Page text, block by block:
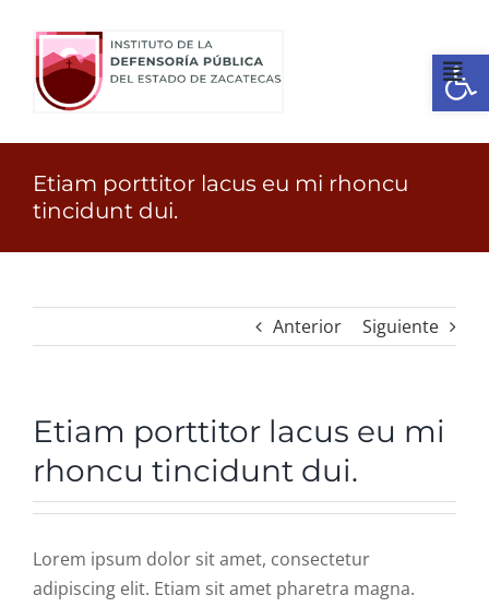
contenido
Identidad
Transparencia
Comité de ética
Etiam porttitor lacus eu mi rhoncu
tincidunt dui.
Anterior Siguiente
Etiam porttitor lacus eu mi
rhoncu tincidunt dui.
Lorem ipsum dolor sit amet, consectetur
adipiscing elit. Etiam sit amet pharetra magna.